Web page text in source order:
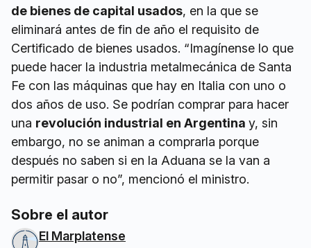
de bienes de capital usados, en la que se
eliminará antes de fin de año el requisito de
Certificado de bienes usados. “Imagínense lo que
puede hacer la industria metalmecánica de Santa
Fe con las máquinas que hay en Italia con uno o
dos años de uso. Se podrían comprar para hacer
una revolución industrial en Argentina y, sin
embargo, no se animan a comprarla porque
después no saben si en la Aduana se la van a
permitir pasar o no”, mencionó el ministro.
Sobre el autor
El Marplatense